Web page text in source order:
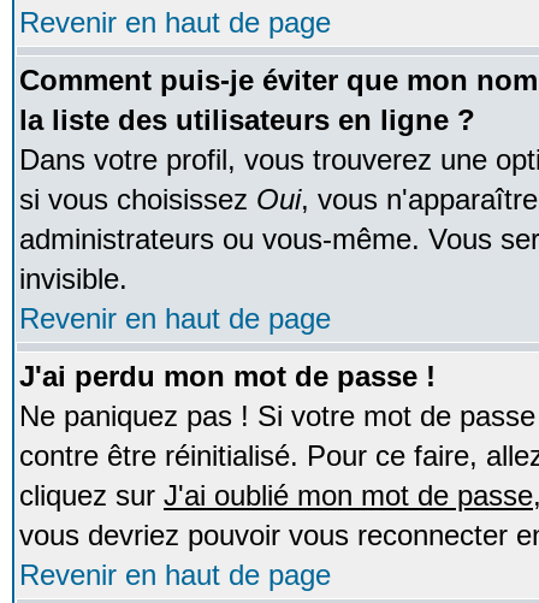
Revenir en haut de page
Comment puis-je éviter que mon
la liste des utilisateurs en ligne ?
Dans votre profil, vous trouverez une
si vous choisissez Oui, vous
administrateurs ou vous-même. Vous
invisible.
Revenir en haut de page
J'ai perdu mon mot de passe !
Ne paniquez pas ! Si votre mot de
contre être réinitialisé. Pour ce faire,
cliquez sur J'ai oublié mon mot de passe
vous devriez pouvoir vous reconnecter
Revenir en haut de page